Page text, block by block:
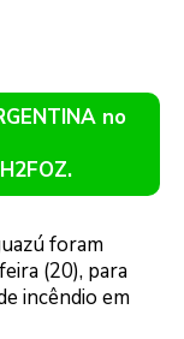
no
foram
(20), para
incêndio em